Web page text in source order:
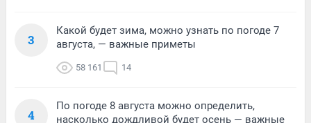
3
Какой будет зима, можно узнать по погоде 7
августа, — важные приметы
58 161 14
4
По погоде 8 августа можно определить,
насколько дождливой будет осень — важные